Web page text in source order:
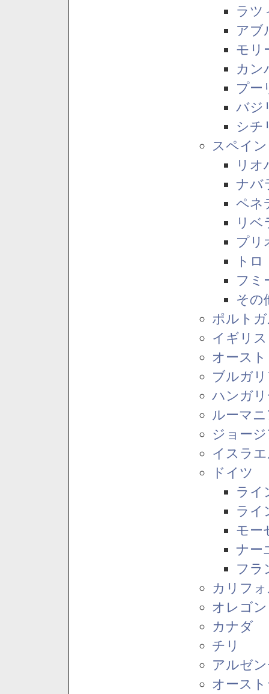
ラツ
アブ
モリ
カン
プー
バジ
シチ
スペイン
リオ
ナバ
ペネ
リベ
プリ
トロ
フミ
その
ポルト
イギリス
オース
ブルガ
ハンガ
ルーマ
ジョー
イスラ
ドイツ
ライ
ライ
モー
ナー
フラ
カリフ
オレゴ
カナダ
チリ
アルゼ
オース